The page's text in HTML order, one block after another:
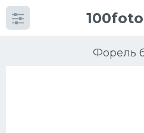
100foto
Форель